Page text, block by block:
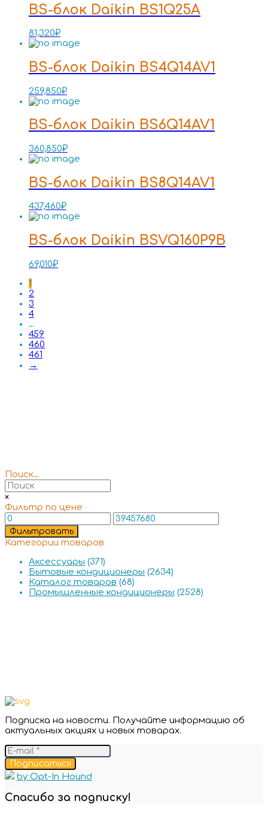
BS-блок Daikin BS1Q25A
81,320₽
BS-блок Daikin BS4Q14AV1
259,850₽
BS-блок Daikin BS6Q14AV1
360,850₽
BS-блок Daikin BS8Q14AV1
437,460₽
BS-блок Daikin BSVQ160P9B
69,010₽
1
2
3
4
…
459
460
461
→
Поиск…
×
Фильтр по цене
Фильтровать
Категории товаров
Аксессуары (371)
Бытовые кондиционеры (2634)
Каталог товаров (68)
Промышленные кондиционеры (2528)
Подписка на новости. Получайте информацию об
актуальных акциях и новых товарах.
Подписаться
by Opt-In Hound
Спасибо за подписку!